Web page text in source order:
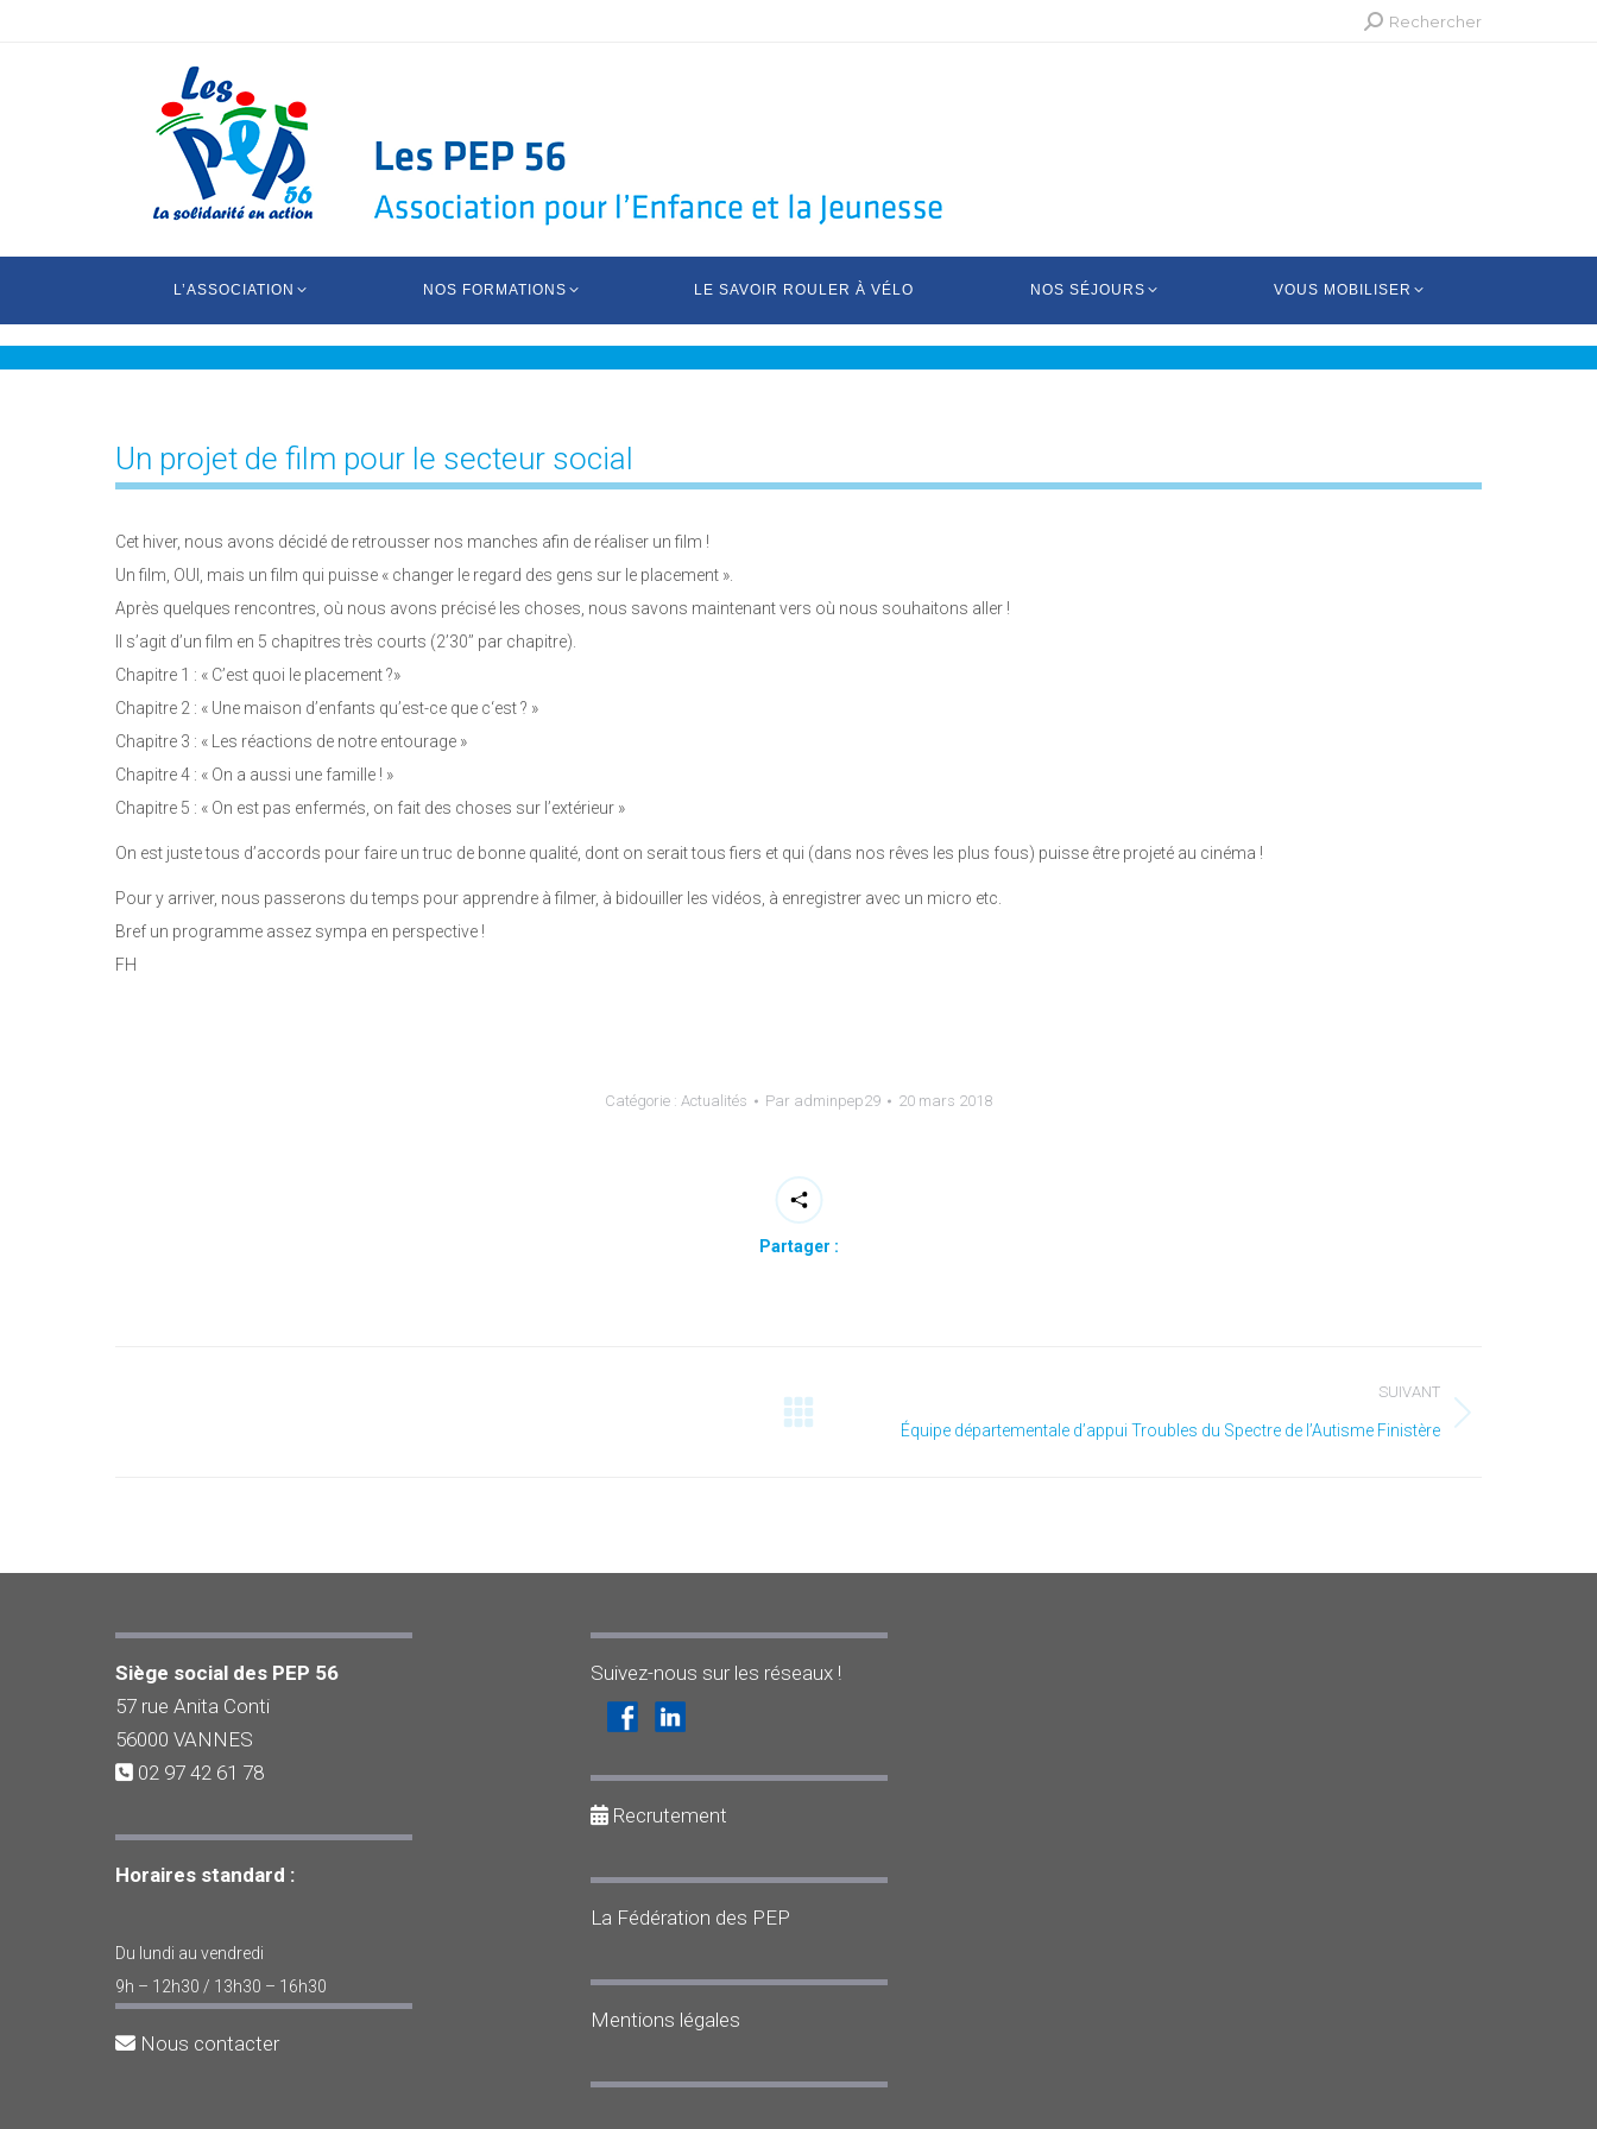
Recherche
Rechercher
L’ASSOCIATION NOS FORMATIONS LE SAVOIR ROULER À VÉLO NOS SÉJOURS VOUS MOBILISER
Un projet de film pour le secteur social
Cet hiver, nous avons décidé de retrousser nos manches afin de réaliser un film !
Un film, OUI, mais un film qui puisse « changer le regard des gens sur le placement ».
Après quelques rencontres, où nous avons précisé les choses, nous savons maintenant vers où nous souhaitons aller !
Il s’agit d’un film en 5 chapitres très courts (2’30’’ par chapitre).
Chapitre 1 : « C’est quoi le placement ?»
Chapitre 2 : « Une maison d’enfants qu’est-ce que c‘est ? »
Chapitre 3 : « Les réactions de notre entourage »
Chapitre 4 : « On a aussi une famille ! »
Chapitre 5 : « On est pas enfermés, on fait des choses sur l’extérieur »
On est juste tous d’accords pour faire un truc de bonne qualité, dont on serait tous fiers et qui (dans nos rêves les plus fous) puisse être projeté au cinéma !
Pour y arriver, nous passerons du temps pour apprendre à filmer, à bidouiller les vidéos, à enregistrer avec un micro etc.
Bref un programme assez sympa en perspective !
FH
Catégorie : Actualités Par adminpep29 20 mars 2018
Partager :
SUIVANT
Équipe départementale d’appui Troubles du Spectre de l’Autisme Finistère
Siège social des PEP 56
57 rue Anita Conti
56000 VANNES
02 97 42 61 78
Horaires standard :
Du lundi au vendredi
9h – 12h30 / 13h30 – 16h30
Nous contacter
Suivez-nous sur les réseaux !
Recrutement
La Fédération des PEP
Mentions légales